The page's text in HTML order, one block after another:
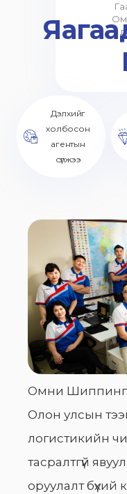
Дэлхийг
холбосон
агентын
сүлжээ
Омни Шиппинг
Олон улсын
логистикийн
тасралтгүй
оруулалт